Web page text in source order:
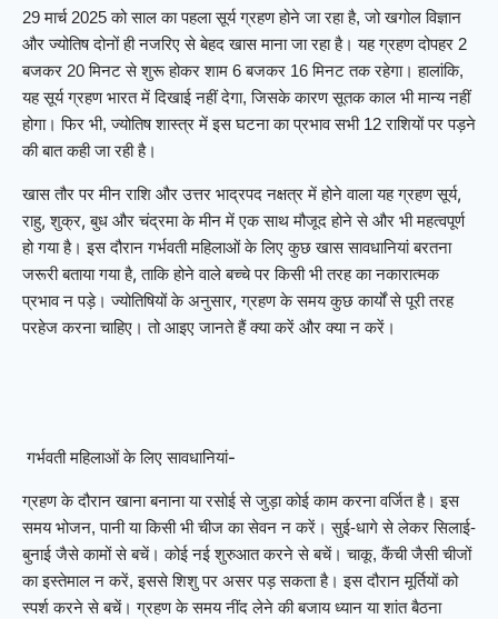
29 मार्च 2025 को साल का पहला सूर्य ग्रहण होने जा रहा है, जो खगोल विज्ञान
और ज्योतिष दोनों ही नजरिए से बेहद खास माना जा रहा है। यह ग्रहण दोपहर 2
बजकर 20 मिनट से शुरू होकर शाम 6 बजकर 16 मिनट तक रहेगा। हालांकि,
यह सूर्य ग्रहण भारत में दिखाई नहीं देगा, जिसके कारण सूतक काल भी मान्य नहीं
होगा। फिर भी, ज्योतिष शास्त्र में इस घटना का प्रभाव सभी 12 राशियों पर पड़ने
की बात कही जा रही है।
खास तौर पर मीन राशि और उत्तर भाद्रपद नक्षत्र में होने वाला यह ग्रहण सूर्य,
राहु, शुक्र, बुध और चंद्रमा के मीन में एक साथ मौजूद होने से और भी महत्वपूर्ण
हो गया है। इस दौरान गर्भवती महिलाओं के लिए कुछ खास सावधानियां बरतना
जरूरी बताया गया है, ताकि होने वाले बच्चे पर किसी भी तरह का नकारात्मक
प्रभाव न पड़े। ज्योतिषियों के अनुसार, ग्रहण के समय कुछ कार्यों से पूरी तरह
परहेज करना चाहिए। तो आइए जानते हैं क्या करें और क्या न करें।
गर्भवती महिलाओं के लिए सावधानियां-
ग्रहण के दौरान खाना बनाना या रसोई से जुड़ा कोई काम करना वर्जित है। इस
समय भोजन, पानी या किसी भी चीज का सेवन न करें। सुई-धागे से लेकर सिलाई-
बुनाई जैसे कामों से बचें। कोई नई शुरुआत करने से बचें। चाकू, कैंची जैसी चीजों
का इस्तेमाल न करें, इससे शिशु पर असर पड़ सकता है। इस दौरान मूर्तियों को
स्पर्श करने से बचें। ग्रहण के समय नींद लेने की बजाय ध्यान या शांत बैठना